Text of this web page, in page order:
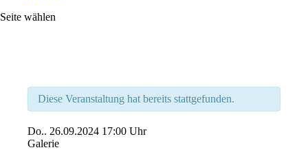
Seite wählen
Diese Veranstaltung hat bereits stattgefunden.
Do.. 26.09.2024 17:00 Uhr
Galerie